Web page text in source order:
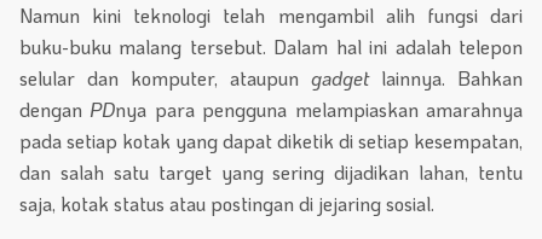
Namun kini teknologi telah mengambil alih fungsi dari
buku-buku malang tersebut. Dalam hal ini adalah telepon
selular dan komputer, ataupun gadget lainnya. Bahkan
dengan PDnya para pengguna melampiaskan amarahnya
pada setiap kotak yang dapat diketik di setiap kesempatan,
dan salah satu target yang sering dijadikan lahan, tentu
saja, kotak status atau postingan di jejaring sosial.